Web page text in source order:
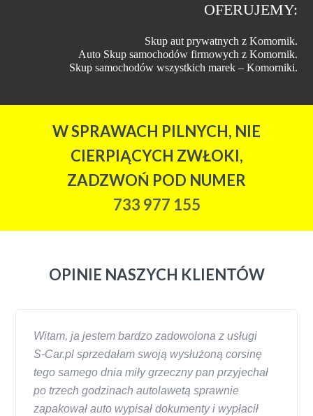
OFERUJEMY:
Skup aut prywatnych z Komornik.
Auto Skup samochodów firmowych z Komornik.
Skup samochodów wszystkich marek – Komorniki.
W SPRAWACH PILNYCH, NIE
CIERPIĄCYCH ZWŁOKI,
ZADZWOŃ POD NUMER
733 977 155
OPINIE NASZYCH KLIENTÓW
Witam, ja jestem bardzo zadowolona z usługi
S-Car.pl sprzedałam swoją wysłużoną corsinę
tego samego dnia miły grzeczny pan przyjechał
po trzech godzinach autolawetą sprawnie
zapakował auto wypisał dokumenty i wypłacił